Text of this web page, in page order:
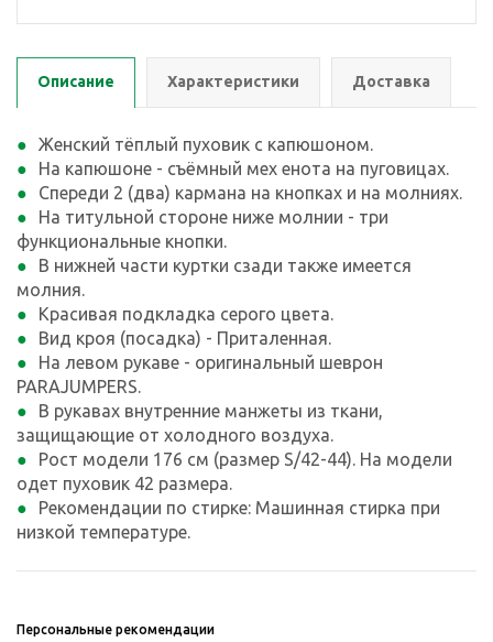
Описание Характеристики Доставка
Женский тёплый пуховик с капюшоном.
На капюшоне - съёмный мех енота на пуговицах.
Спереди 2 (два) кармана на кнопках и на молниях.
На титульной стороне ниже молнии - три
функциональные кнопки.
В нижней части куртки сзади также имеется
молния.
Красивая подкладка серого цвета.
Вид кроя (посадка) - Приталенная.
На левом рукаве - оригинальный шеврон
PARAJUMPERS.
В рукавах внутренние манжеты из ткани,
защищающие от холодного воздуха.
Рост модели 176 см (размер S/42-44). На модели
одет пуховик 42 размера.
Рекомендации по стирке: Машинная стирка при
низкой температуре.
Персональные рекомендации